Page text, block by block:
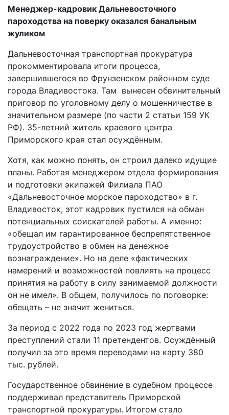
Менеджер-кадровик Дальневосточного
пароходства на поверку оказался банальным
жуликом
Дальневосточная транспортная прокуратура
прокомментировала итоги процесса,
завершившегося во Фрунзенском районном суде
города Владивостока. Там вынесен обвинительный
приговор по уголовному делу о мошенничестве в
значительном размере (по части 2 статьи 159 УК
РФ). 35-летний житель краевого центра
Приморского края стал осуждённым.
Хотя, как можно понять, он строил далеко идущие
планы. Работая менеджером отдела формирования
и подготовки экипажей Филиала ПАО
«Дальневосточное морское пароходство» в г.
Владивосток, этот кадровик пустился на обман
потенциальных соискателей работы. А именно:
«обещал им гарантированное беспрепятственное
трудоустройство в обмен на денежное
вознаграждение». Но на деле «фактических
намерений и возможностей повлиять на процесс
принятия на работу в силу занимаемой должности
он не имел». В общем, получилось по поговорке:
обещать – не значит жениться.
За период с 2022 года по 2023 год жертвами
преступлений стали 11 претендентов. Осуждённый
получил за это время переводами на карту 380
тыс. рублей.
Государственное обвинение в судебном процессе
поддерживал представитель Приморской
транспортной прокуратуры. Итогом стало